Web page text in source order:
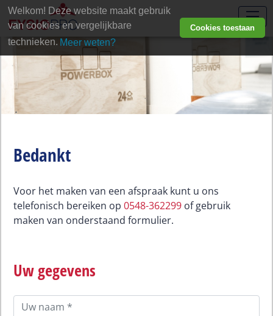
Bedankt
Voor het maken van een afspraak kunt u ons
telefonisch bereiken op 0548-362299 of gebruik
maken van onderstaand formulier.
Uw gegevens
Welkom! Deze website maakt gebruik
van cookies en vergelijkbare
technieken. Meer weten?
Cookies toestaan